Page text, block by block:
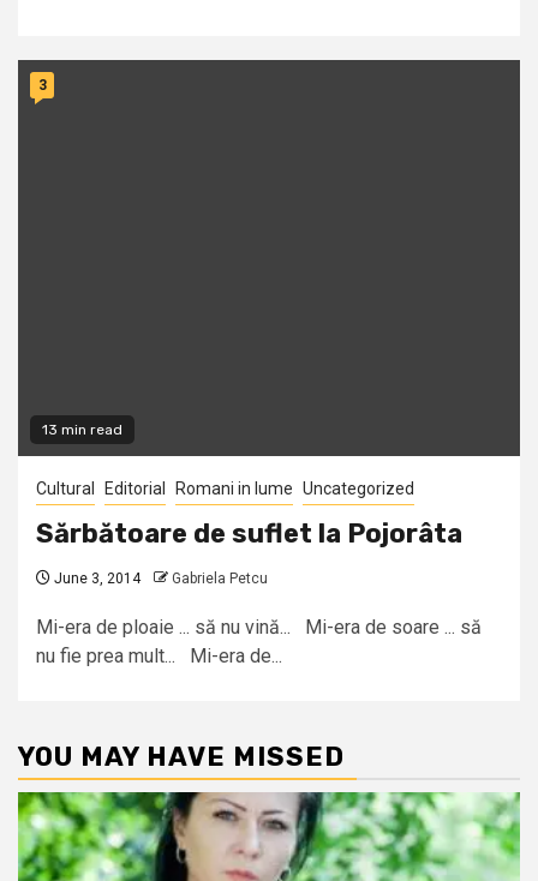
13 min read
3
Cultural Editorial Romani in lume Uncategorized
Sărbătoare de suflet la Pojorâta
June 3, 2014 Gabriela Petcu
Mi-era de ploaie ... să nu vină... Mi-era de soare ... să
nu fie prea mult... Mi-era de...
YOU MAY HAVE MISSED